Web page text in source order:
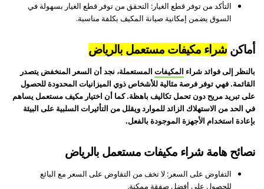
التأكد من توفر قطع الغيار: التحقق من توفر قطع الغيار بسهولة في
السوق يضمن إمكانية صيانة المكيف بكلفة مناسبة.
أماكن شراء مكيفات مستعمل بالرياض
بالنظر إلى فوائد شراء المكيفات المستعملة، نجد أن السعر المنخفض يتصدر
القائمة. فهي توفر فرصة مثالية للأشخاص ذوي الميزانيات المحدودة للحصول
على تبريد مريح دون تحمل تكاليف باهظة. كما أن اختيار مكيف مستعمل يساهم
في الحد من الاستهلاك الزائد للموارد ويقلل من التأثيرات السلبية على البيئة
بإعادة استخدام الأجهزة الموجودة بالفعل.
نصائح هامة شراء مكيفات مستعمل بالرياض
التفاوض على السعر: لا تخف من التفاوض على السعر مع البائع
للحصول على أفضل صفقة ممكنة.